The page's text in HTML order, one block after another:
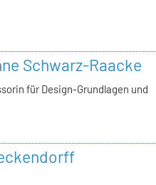
Schwarz-Raacke
für Design-Grundlagen und